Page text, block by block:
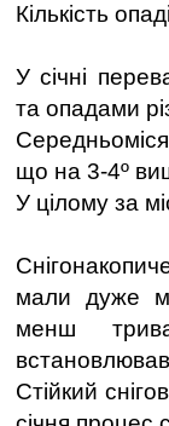
Кількість
У січні
та опадами
що на 3-4º
У цілому за
мали дуже
менш
Стійкий